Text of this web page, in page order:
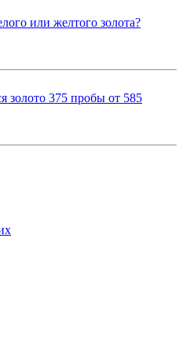
или желтого золота?
золото 375 пробы от 585